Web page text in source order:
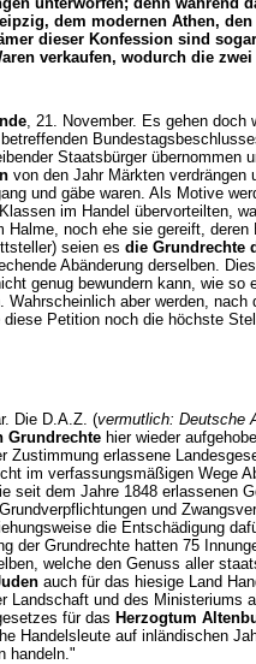
dem modernen Athen, den
dieser Konfession sind
verkaufen, wodurch die
, 21. November. Es gehen doch
Staatsbürger übernommen
von den Jahr Märkten verdrängen
und gäbe waren. Als Motive
im Handel übervorteilten,
noch ehe sie gereift, deren
seien es die Grundrechte
Abänderung derselben.
genug bewundern kann, wie so
aber werden, nach
Petition noch die höchste
Die D.A.Z. (vermutlich: Deutsche
Grundrechte hier wieder
erlassene
im verfassungsmäßigen Wege
seit dem Jahre 1848 erlassenen
und
die Entschädigung
der Grundrechte hatten 75
welche den Genuss aller
auch für das hiesige Land
Landschaft und des Ministeriums
für das Herzogtum
Handelsleute auf inländischen
handeln."